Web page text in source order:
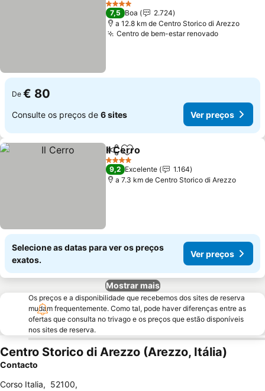
4 Estrelas
7,5 Boa
2.724
a 12.8 km de Centro Storico di Arezzo
Centro de bem-estar renovado
De € 80
Consulte os preços de 6 sites Ver preços
PartilharAdicionar aos favoritos
Il Cerro
4 Estrelas
9,2 Excelente
1.164
a 7.3 km de Centro Storico di Arezzo
Selecione as datas para ver os preços
exatos.
Ver preços
Mostrar mais
Os preços e a disponibilidade que recebemos dos sites de reserva
mudam frequentemente. Como tal, pode haver diferenças entre as
ofertas que consulta no trivago e os preços que estão disponíveis
nos sites de reserva.
Centro Storico di Arezzo (Arezzo, Itália)
Contacto
Corso Italia, 52100,